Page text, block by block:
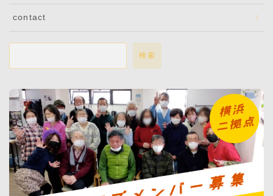
contact
検索